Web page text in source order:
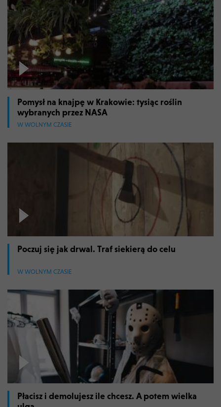
Pomysł na knajpę w Krakowie: tysiąc roślin
wybranych przez NASA
W WOLNYM CZASIE
Poczuj się jak drwal. Traf siekierą do celu
W WOLNYM CZASIE
Płacisz i demolujesz ile chcesz. A potem wielka